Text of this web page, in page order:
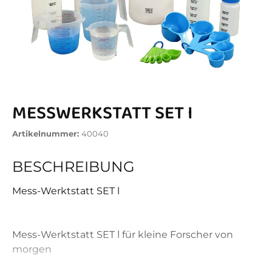
MESSWERKSTATT SET I
Artikelnummer: 40040
BESCHREIBUNG
Mess-Werktstatt SET l
Mess-Werktstatt SET l für kleine Forscher von
morgen